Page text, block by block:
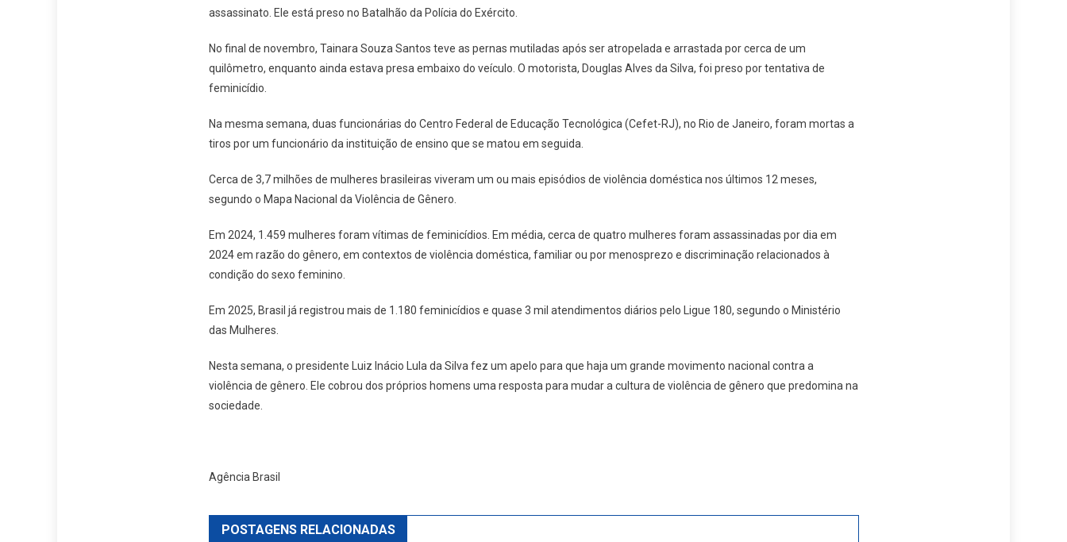
assassinato. Ele está preso no Batalhão da Polícia do Exército.
No final de novembro, Tainara Souza Santos teve as pernas mutiladas após ser atropelada e arrastada por cerca de um
quilômetro, enquanto ainda estava presa embaixo do veículo. O motorista, Douglas Alves da Silva, foi preso por tentativa de
feminicídio.
Na mesma semana, duas funcionárias do Centro Federal de Educação Tecnológica (Cefet-RJ), no Rio de Janeiro, foram mortas a
tiros por um funcionário da instituição de ensino que se matou em seguida.
Cerca de 3,7 milhões de mulheres brasileiras viveram um ou mais episódios de violência doméstica nos últimos 12 meses,
segundo o Mapa Nacional da Violência de Gênero.
Em 2024, 1.459 mulheres foram vítimas de feminicídios. Em média, cerca de quatro mulheres foram assassinadas por dia em
2024 em razão do gênero, em contextos de violência doméstica, familiar ou por menosprezo e discriminação relacionados à
condição do sexo feminino.
Em 2025, Brasil já registrou mais de 1.180 feminicídios e quase 3 mil atendimentos diários pelo Ligue 180, segundo o Ministério
das Mulheres.
Nesta semana, o presidente Luiz Inácio Lula da Silva fez um apelo para que haja um grande movimento nacional contra a
violência de gênero. Ele cobrou dos próprios homens uma resposta para mudar a cultura de violência de gênero que predomina na
sociedade.
Agência Brasil
POSTAGENS RELACIONADAS